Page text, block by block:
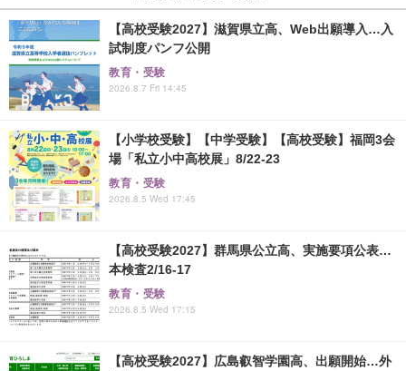
【高校受験2027】滋賀県立高、Web出願導入…入
試制度パンフ公開
教育・受験
2026.8.7 Fri 14:45
【小学校受験】【中学受験】【高校受験】福岡3会
場「私立小中高校展」8/22-23
教育・受験
2026.8.5 Wed 17:45
【高校受験2027】群馬県公立高、実施要項公表…
本検査2/16-17
教育・受験
2026.8.5 Wed 17:15
【高校受験2027】広島叡智学園高、出願開始…外